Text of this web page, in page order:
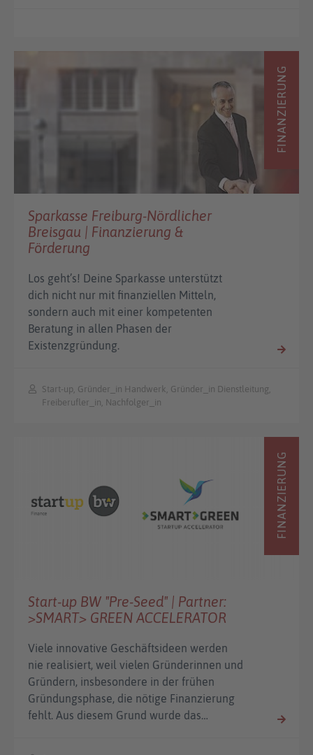
FINANZIERUNG
Sparkasse Freiburg-Nördlicher
Breisgau | Finanzierung &
Förderung
Los geht’s! Deine Sparkasse unterstützt
dich nicht nur mit finanziellen Mitteln,
sondern auch mit einer kompetenten
Beratung in allen Phasen der
Existenzgründung.
Start-up, Gründer_in Handwerk, Gründer_in Dienstleitung,
Freiberufler_in, Nachfolger_in
FINANZIERUNG
Start-up BW "Pre-Seed" | Partner:
>SMART> GREEN ACCELERATOR
Viele innovative Geschäftsideen werden
nie realisiert, weil vielen Gründerinnen und
Gründern, insbesondere in der frühen
Gründungsphase, die nötige Finanzierung
fehlt. Aus diesem Grund wurde das…